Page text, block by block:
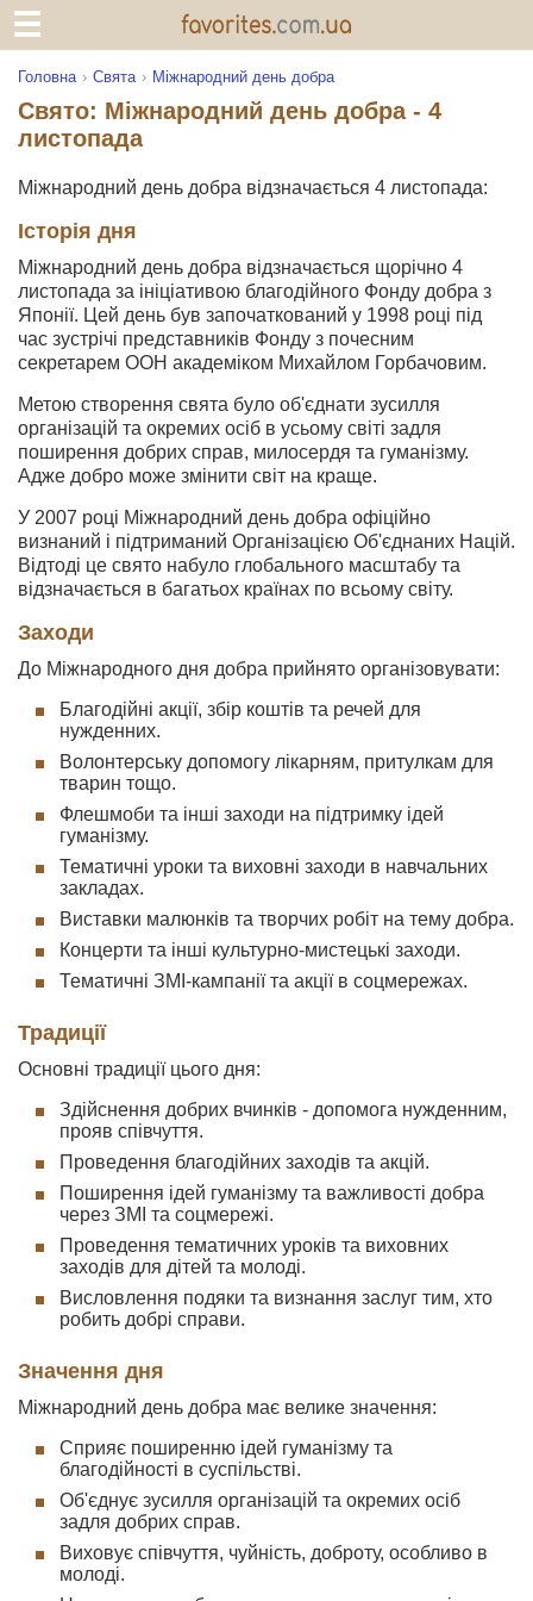
Головна Свята Міжнародний день добра
Свято: Міжнародний день добра - 4
листопада
Міжнародний день добра відзначається 4 листопада:
Історія дня
Міжнародний день добра відзначається щорічно 4
листопада за ініціативою благодійного Фонду добра з
Японії. Цей день був започаткований у 1998 році під
час зустрічі представників Фонду з почесним
секретарем ООН академіком Михайлом Горбачовим.
Метою створення свята було об'єднати зусилля
організацій та окремих осіб в усьому світі задля
поширення добрих справ, милосердя та гуманізму.
Адже добро може змінити світ на краще.
У 2007 році Міжнародний день добра офіційно
визнаний і підтриманий Організацією Об'єднаних Націй.
Відтоді це свято набуло глобального масштабу та
відзначається в багатьох країнах по всьому світу.
Заходи
До Міжнародного дня добра прийнято організовувати:
Благодійні акції, збір коштів та речей для
нужденних.
Волонтерську допомогу лікарням, притулкам для
тварин тощо.
Флешмоби та інші заходи на підтримку ідей
гуманізму.
Тематичні уроки та виховні заходи в навчальних
закладах.
Виставки малюнків та творчих робіт на тему добра.
Концерти та інші культурно-мистецькі заходи.
Тематичні ЗМІ-кампанії та акції в соцмережах.
Традиції
Основні традиції цього дня:
Здійснення добрих вчинків - допомога нужденним,
прояв співчуття.
Проведення благодійних заходів та акцій.
Поширення ідей гуманізму та важливості добра
через ЗМІ та соцмережі.
Проведення тематичних уроків та виховних
заходів для дітей та молоді.
Висловлення подяки та визнання заслуг тим, хто
робить добрі справи.
Значення дня
Міжнародний день добра має велике значення:
Сприяє поширенню ідей гуманізму та
благодійності в суспільстві.
Об'єднує зусилля організацій та окремих осіб
задля добрих справ.
Виховує співчуття, чуйність, доброту, особливо в
молоді.